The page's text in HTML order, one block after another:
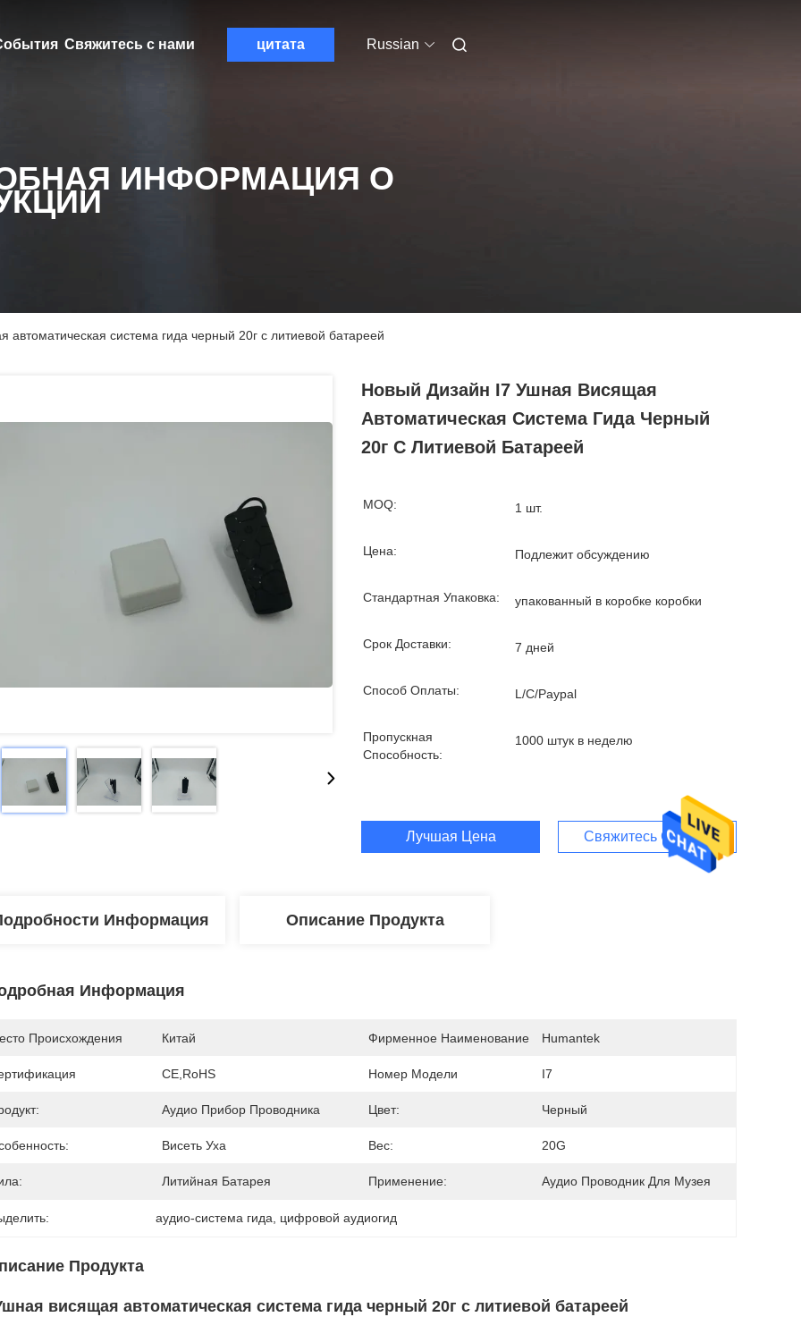
Свяжитесь с нами цитата Russian
ИНФОРМАЦИЯ О
система гида черный 20г с литиевой батареей
Новый Дизайн I7 Ушная Висящая
Автоматическая Система Гида Черный
20г С Литиевой Батареей
MOQ: 1 шт.
Цена: Подлежит обсуждению
Стандартная Упаковка: упакованный в коробке коробки
Срок Доставки: 7 дней
Способ Оплаты: L/C/Paypal
Пропускная
Способность:
1000 штук в неделю
Лучшая Цена Свяжитесь С Нами
Информация Описание Продукта
Информация
Происхождения Китай Фирменное Наименование Humantek
CE,RoHS Номер Модели I7
Аудио Прибор Проводника Цвет: Черный
Висеть Уха Вес: 20G
Литийная Батарея Применение: Аудио Проводник Для Музея
аудио-система гида цифровой аудиогид
Продукта
висящая автоматическая система гида черный 20г с литиевой батареей